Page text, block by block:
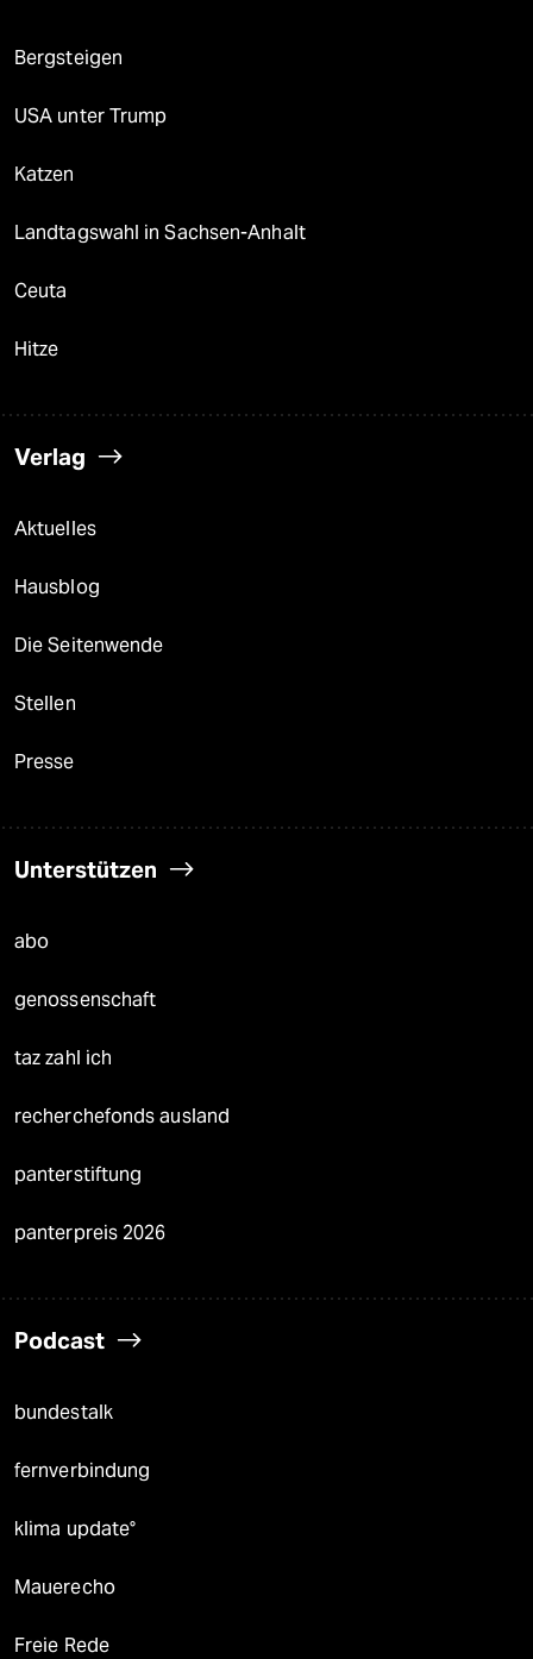
Bergsteigen
USA unter Trump
Katzen
Landtagswahl in Sachsen-Anhalt
Ceuta
Hitze
Verlag
Aktuelles
Hausblog
Die Seitenwende
Stellen
Presse
Unterstützen
abo
genossenschaft
taz zahl ich
recherchefonds ausland
panterstiftung
panterpreis 2026
Podcast
bundestalk
fernverbindung
klima update°
Mauerecho
Freie Rede